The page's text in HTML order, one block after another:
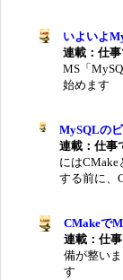
いよいよ
連載：仕
MS「
始めます
MySQLの
連載：仕事
には
する前に、
CMakeで
連載：仕
備が整い
す